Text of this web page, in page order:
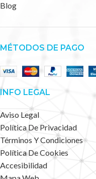
Blog
MÉTODOS DE PAGO
INFO LEGAL
Aviso Legal
Política De Privacidad
Términos Y Condiciones
Política De Cookies
Accesibilidad